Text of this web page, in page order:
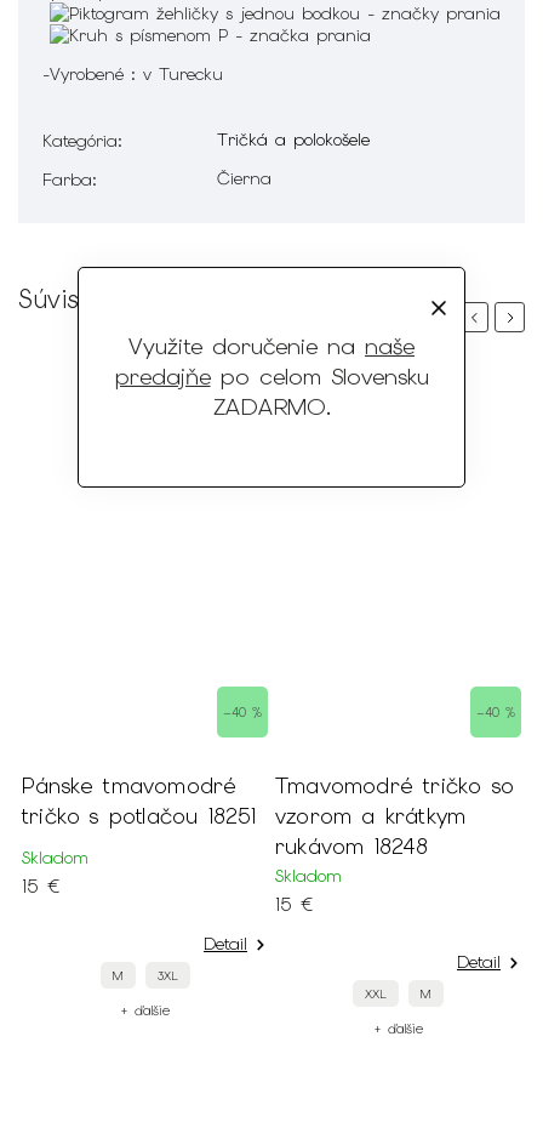
Využite doručenie na naše
predajňepo celom Slovensku
ZADARMO.
-Vyrobené : v Turecku
Kategória:
Tričká a polokošele
Farba: Čierna
Súvisiaci tovar
Previous
–40 %
tmavomodré
s potlačou 18251
€
Detail
+ ďalšie
–40 %
Tmavomodré tričko so
vzorom a krátkym
rukávom 18248
Skladom
15 €
Detail
+ ďalšie
Next